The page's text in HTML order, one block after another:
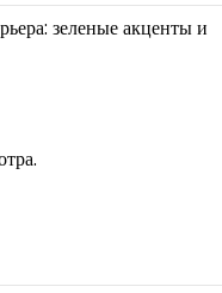
зеленые акценты и